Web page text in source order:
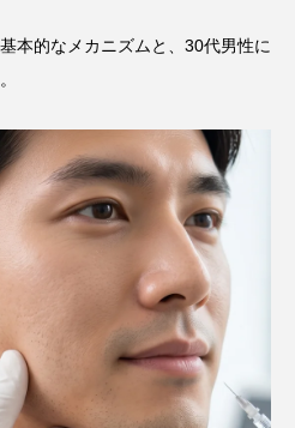
本的なメカニズムと、30代男性に